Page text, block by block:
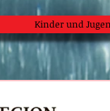
Kinder und